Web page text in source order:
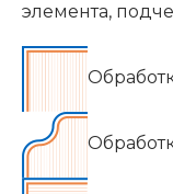
элемента,